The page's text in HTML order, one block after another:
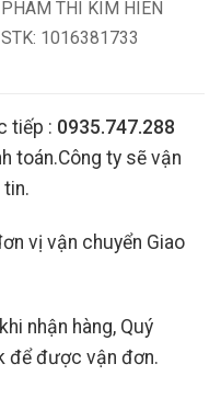
THI KIM HIEN
1016381733
tiếp : 0935.747.288
toán.Công ty sẽ vận
vị vận chuyển Giao
nhận hàng, Quý
để được vận đơn.